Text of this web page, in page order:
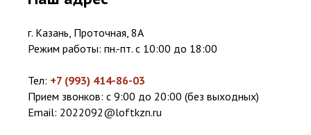
г. Казань, Проточная, 8А
Режим работы: пн.-пт. с 10:00 до 18:00
Тел: +7 (993) 414-86-03
Прием звонков: с 9:00 до 20:00 (без выходных)
Email: 2022092@loftkzn.ru